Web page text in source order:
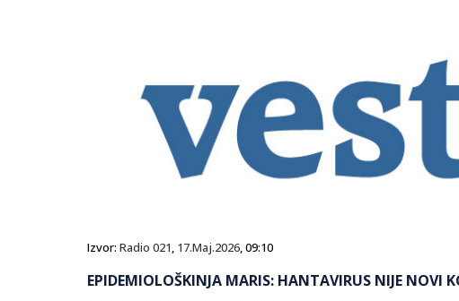
Izvor: Radio 021, 17.Maj.2026, 09:10
EPIDEMIOLOŠKINJA MARIS: HANTAVIRUS NIJE NOVI